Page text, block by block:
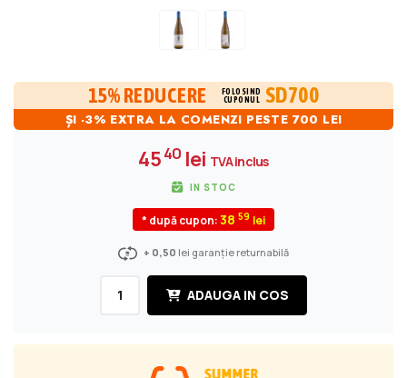
15% REDUCERE
FOLOSIND
CUPONUL
SD700
ȘI -3% EXTRA LA COMENZI PESTE 700 LEI
4540 lei TVA inclus
IN STOC
* după cupon:38 59
+ 0,50 lei garanție returnabilă
ADAUGA IN COS